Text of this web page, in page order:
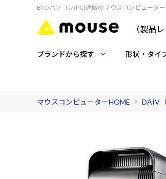
BTOパソコン(PC)通販のマウスコンピューター
（製品
ブランドから探す 形状・タイ
マウスコンピューターHOME DAIV